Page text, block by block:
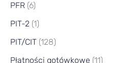
PFR (6)
PIT-2 (1)
PIT/CIT (128)
Płatności gotówkowe (11)